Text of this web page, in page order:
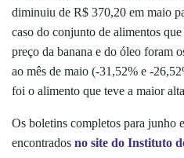
diminuiu de R$ 370,20 em maio
caso do conjunto de alimentos
preço da banana e do óleo foram
ao mês de maio (-31,52% e -
foi o alimento que teve a maior
Os boletins completos para junho
encontrados no site do Instituto